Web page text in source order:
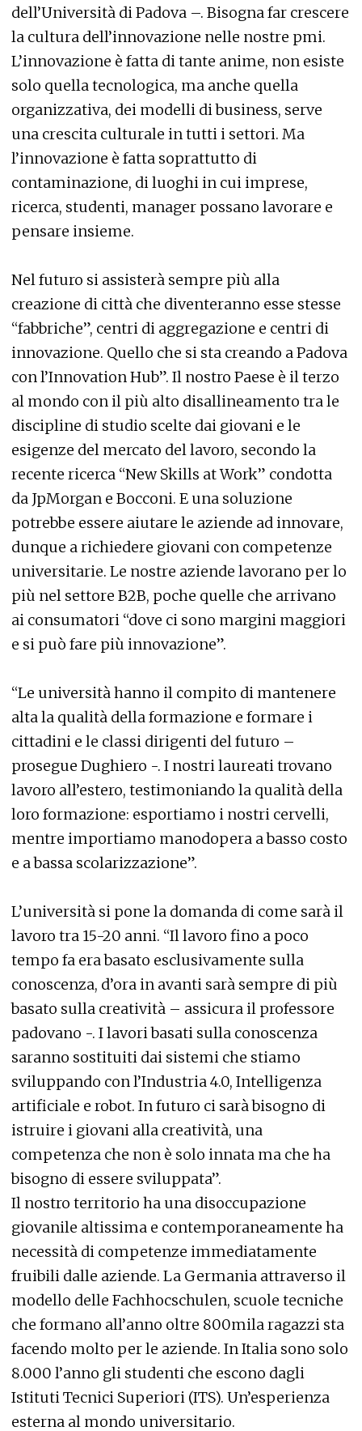
dell’Università di Padova –. Bisogna far crescere
la cultura dell’innovazione nelle nostre pmi.
L’innovazione è fatta di tante anime, non esiste
solo quella tecnologica, ma anche quella
organizzativa, dei modelli di business, serve
una crescita culturale in tutti i settori. Ma
l’innovazione è fatta soprattutto di
contaminazione, di luoghi in cui imprese,
ricerca, studenti, manager possano lavorare e
pensare insieme.
Nel futuro si assisterà sempre più alla
creazione di città che diventeranno esse stesse
“fabbriche”, centri di aggregazione e centri di
innovazione. Quello che si sta creando a Padova
con l’Innovation Hub”. Il nostro Paese è il terzo
al mondo con il più alto disallineamento tra le
discipline di studio scelte dai giovani e le
esigenze del mercato del lavoro, secondo la
recente ricerca “New Skills at Work” condotta
da JpMorgan e Bocconi. E una soluzione
potrebbe essere aiutare le aziende ad innovare,
dunque a richiedere giovani con competenze
universitarie. Le nostre aziende lavorano per lo
più nel settore B2B, poche quelle che arrivano
ai consumatori “dove ci sono margini maggiori
e si può fare più innovazione”.
“Le università hanno il compito di mantenere
alta la qualità della formazione e formare i
cittadini e le classi dirigenti del futuro –
prosegue Dughiero -. I nostri laureati trovano
lavoro all’estero, testimoniando la qualità della
loro formazione: esportiamo i nostri cervelli,
mentre importiamo manodopera a basso costo
e a bassa scolarizzazione”.
L’università si pone la domanda di come sarà il
lavoro tra 15-20 anni. “Il lavoro fino a poco
tempo fa era basato esclusivamente sulla
conoscenza, d’ora in avanti sarà sempre di più
basato sulla creatività – assicura il professore
padovano -. I lavori basati sulla conoscenza
saranno sostituiti dai sistemi che stiamo
sviluppando con l’Industria 4.0, Intelligenza
artificiale e robot. In futuro ci sarà bisogno di
istruire i giovani alla creatività, una
competenza che non è solo innata ma che ha
bisogno di essere sviluppata”.
Il nostro territorio ha una disoccupazione
giovanile altissima e contemporaneamente ha
necessità di competenze immediatamente
fruibili dalle aziende. La Germania attraverso il
modello delle Fachhocschulen, scuole tecniche
che formano all’anno oltre 800mila ragazzi sta
facendo molto per le aziende. In Italia sono solo
8.000 l’anno gli studenti che escono dagli
Istituti Tecnici Superiori (ITS). Un’esperienza
esterna al mondo universitario.